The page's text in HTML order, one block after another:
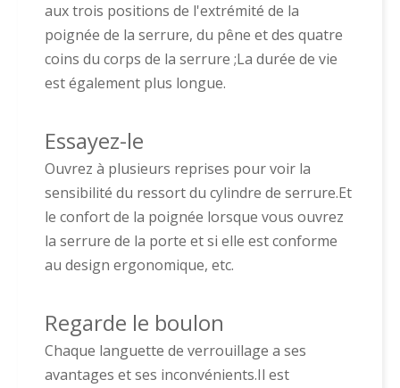
aux trois positions de l'extrémité de la
poignée de la serrure, du pêne et des quatre
coins du corps de la serrure ;La durée de vie
est également plus longue.
Essayez-le
Ouvrez à plusieurs reprises pour voir la
sensibilité du ressort du cylindre de serrure.Et
le confort de la poignée lorsque vous ouvrez
la serrure de la porte et si elle est conforme
au design ergonomique, etc.
Regarde le boulon
Chaque languette de verrouillage a ses
avantages et ses inconvénients.Il est